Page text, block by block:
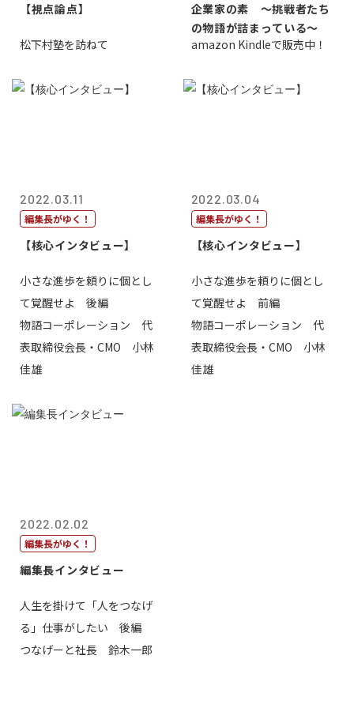
【視点論点】
松下村塾を訪ねて
企業家の素 〜挑戦者たち
の物語が詰まっている〜
amazon Kindleで販売中！
2022.03.11
編集長がゆく！
【核心インタビュー】
小さな進歩を頼りに個とし
て覚醒せよ 後編
物語コーポレーション 代
表取締役会長・CMO 小林
佳雄
2022.03.04
編集長がゆく！
【核心インタビュー】
小さな進歩を頼りに個とし
て覚醒せよ 前編
物語コーポレーション 代
表取締役会長・CMO 小林
佳雄
2022.02.02
編集長がゆく！
編集長インタビュー
人生を掛けて「人をつなげ
る」仕事がしたい 後編
つなげーと社長 鈴木一郎